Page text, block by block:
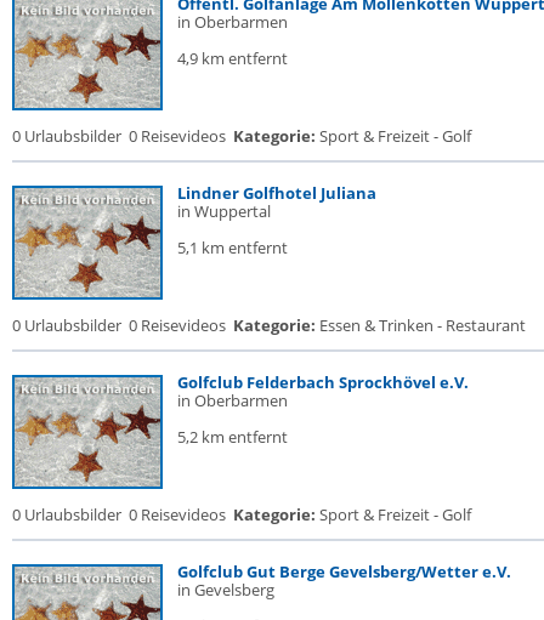
in Oberbarmen
4,9 km entfernt
0 Urlaubsbilder 0 Reisevideos Kategorie: Sport & Freizeit - Golf
Lindner Golfhotel Juliana
in Wuppertal
5,1 km entfernt
0 Urlaubsbilder 0 Reisevideos Kategorie: Essen & Trinken - Restaurant
Golfclub Felderbach Sprockhövel e.V.
in Oberbarmen
5,2 km entfernt
0 Urlaubsbilder 0 Reisevideos Kategorie: Sport & Freizeit - Golf
Golfclub Gut Berge Gevelsberg/Wetter e.V.
in Gevelsberg